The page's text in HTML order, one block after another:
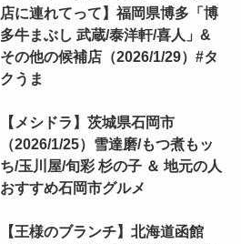
店に連れてって】福岡県博多「博
多牛まぶし 武蔵/泰洋軒/喜人」&
その他の候補店（2026/1/29）#タ
クうま
【メシドラ】茨城県石岡市
（2026/1/25）雪達磨/もつ煮もッ
ち/玉川屋/旬彩 杉の子 ＆ 地元の人
おすすめ石岡市グルメ
【王様のブランチ】北海道函館